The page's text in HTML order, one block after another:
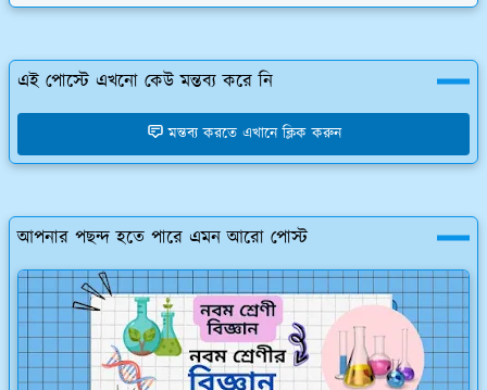
এই পোস্টে এখনো কেউ মন্তব্য করে নি
মন্তব্য করতে এখানে ক্লিক করুন
আপনার পছন্দ হতে পারে এমন আরো পোস্ট